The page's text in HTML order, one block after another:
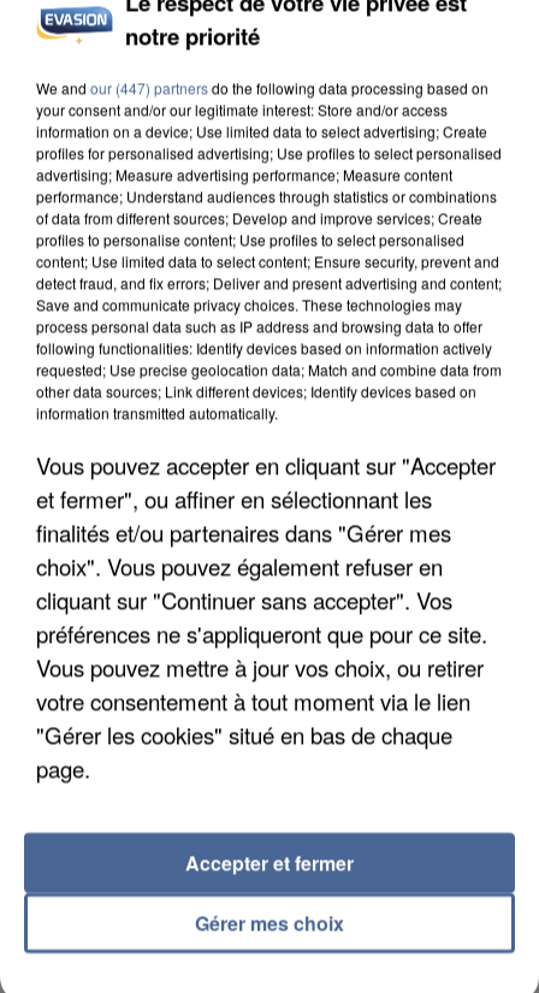
UN SECOND CADRE DE LA DZ MAFIA
INTERPELLÉ EN ALGÉRIE
UNE TOURISTE DE L’OISE EMPORTÉE PAR UNE
COULÉE DE BOUE EN HAUTE-SAVOIE
notre priorité
We and our (447) partnersdo the following data processing based on
your consent and/or our legitimate interest: Store and/or access
information on a device; Use limited data to select advertising; Create
profiles for personalised advertising; Use profiles to select personalised
advertising; Measure advertising performance; Measure content
performance; Understand audiences through statistics or combinations
of data from different sources; Develop and improve services; Create
profiles to personalise content; Use profiles to select personalised
content; Use limited data to select content; Ensure security, prevent and
detect fraud, and fix errors; Deliver and present advertising and content;
Save and communicate privacy choices. These technologies may
process personal data such as IP address and browsing data to offer
following functionalities: Identify devices based on information actively
requested; Use precise geolocation data; Match and combine data from
other data sources; Link different devices; Identify devices based on
information transmitted automatically.
Vous pouvez accepter en cliquant sur "Accepter
et fermer", ou affiner en sélectionnant les
finalités et/ou partenaires dans "Gérer mes
choix". Vous pouvez également refuser en
cliquant sur "Continuer sans accepter". Vos
préférences ne s'appliqueront que pour ce site.
Vous pouvez mettre à jour vos choix, ou retirer
votre consentement à tout moment via le lien
"Gérer les cookies" situé en bas de chaque
page.
Gérer mes choix
Accepter et fermer